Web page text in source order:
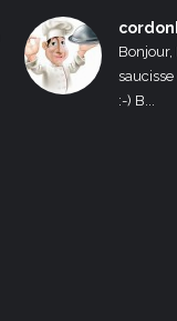
:-) B...